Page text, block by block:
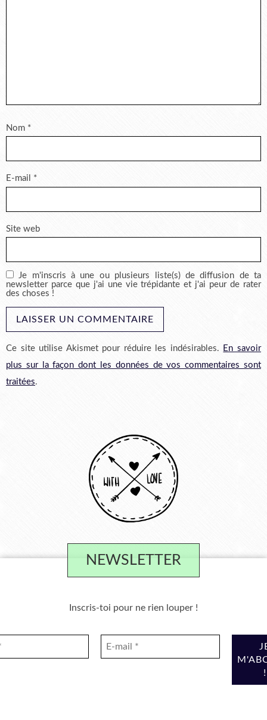
Nom *
E-mail *
Site web
Je m'inscris à une ou plusieurs liste(s) de diffusion de ta
newsletter parce que j'ai une vie trépidante et j'ai peur de rater
des choses !
Ce site utilise Akismet pour réduire les indésirables. En savoir
plus sur la façon dont les données de vos commentaires sont
traitées.
NEWSLETTER
Inscris-toi pour ne rien louper !